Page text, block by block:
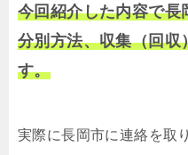
今回紹介した内容で長
分別方法、収集（回収
す。
実際に長岡市に連絡を取